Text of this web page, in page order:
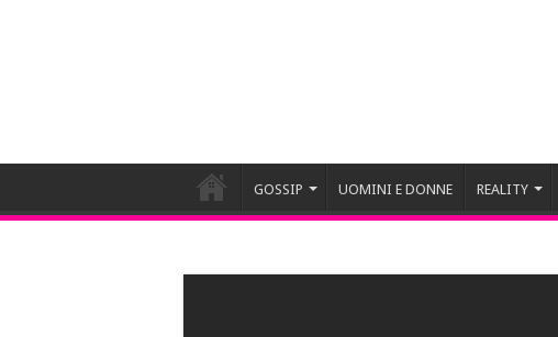
GOSSIP UOMINI E DONNE REALITY